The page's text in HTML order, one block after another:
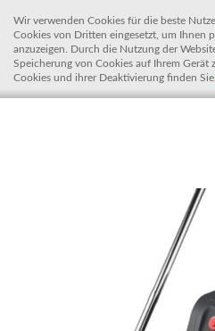
Wir verwenden Cookies für die beste
Cookies von Dritten eingesetzt, um Ihnen
anzuzeigen. Durch die Nutzung der
Speicherung von Cookies auf Ihrem Gerät
Cookies und ihrer Deaktivierung finden Sie
De.It